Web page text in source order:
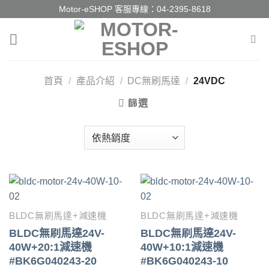
content
Motor-eSHOP 客服專線： 04-2395-8618
首頁 / 產品介紹 / DC無刷馬達 / 24VDC
篩選
BLDC無刷馬達+減速機
BLDC無刷馬達24V-
40W+20:1減速機
#BK6G040243-20
BLDC無刷馬達+減速機
BLDC無刷馬達24V-
40W+10:1減速機
#BK6G040243-10